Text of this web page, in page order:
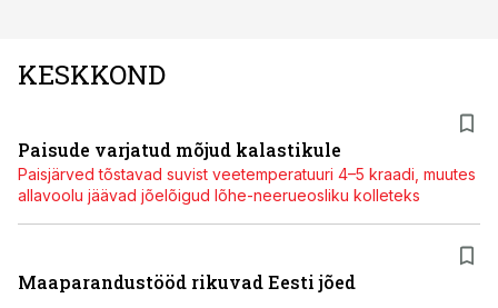
KESKKOND
Paisude varjatud mõjud kalastikule
Paisjärved tõstavad suvist veetemperatuuri 4–5 kraadi, muutes
allavoolu jäävad jõelõigud lõhe-neerueosliku kolleteks
Maaparandustööd rikuvad Eesti jõed